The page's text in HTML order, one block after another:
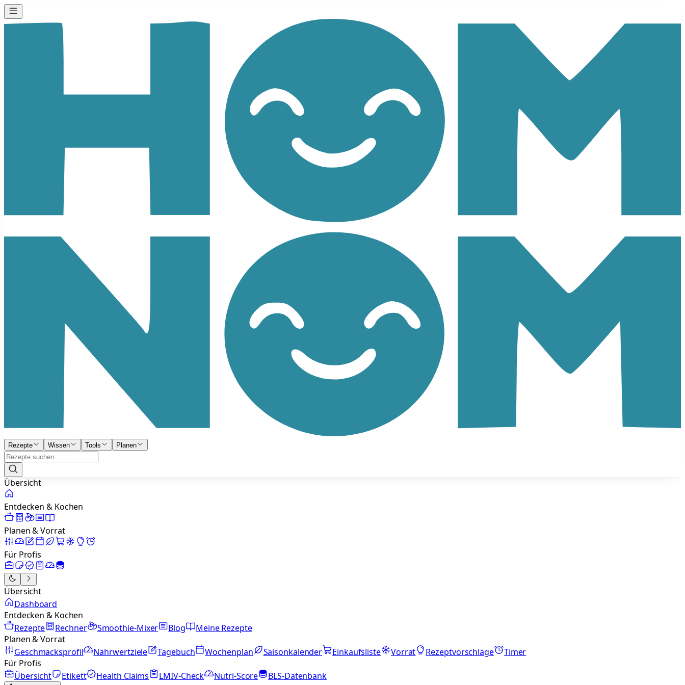
Rezepte Wissen Tools Planen
Übersicht
Entdecken & Kochen
Planen & Vorrat
Für Profis
Übersicht
Dashboard
Entdecken & Kochen
Rezepte
Rechner Smoothie-Mixer Blog
Meine Rezepte
Planen & Vorrat
Geschmacksprofil
Nährwertziele Tagebuch Wochenplan Saisonkalender Einkaufsliste Vorrat Rezeptvorschläge
Timer
Für Profis
Übersicht
Etikett Health Claims LMIV-Check Nutri-Score BLS-Datenbank